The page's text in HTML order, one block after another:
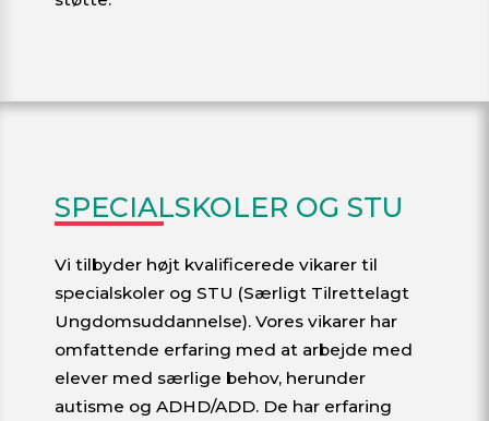
SPECIALSKOLER OG STU
Vi tilbyder højt kvalificerede vikarer til
specialskoler og STU (Særligt Tilrettelagt
Ungdomsuddannelse). Vores vikarer har
omfattende erfaring med at arbejde med
elever med særlige behov, herunder
autisme og ADHD/ADD. De har erfaring